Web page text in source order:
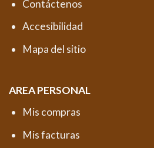
Contáctenos
Accesibilidad
Mapa del sitio
AREA PERSONAL
Mis compras
Mis facturas